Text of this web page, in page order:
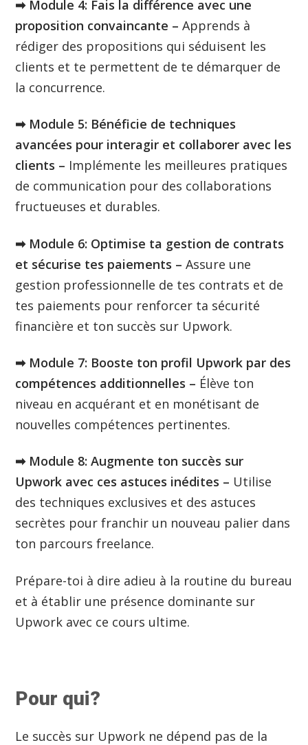
➡︎ Module 4: Fais la différence avec une
proposition convaincante – Apprends à
rédiger des propositions qui séduisent les
clients et te permettent de te démarquer de
la concurrence.
➡︎ Module 5: Bénéficie de techniques
avancées pour interagir et collaborer avec les
clients – Implémente les meilleures pratiques
de communication pour des collaborations
fructueuses et durables.
➡︎ Module 6: Optimise ta gestion de contrats
et sécurise tes paiements –Assure une
gestion professionnelle de tes contrats et de
tes paiements pour renforcer ta sécurité
financière et ton succès sur Upwork.
➡︎ Module 7: Booste ton profil Upwork par des
compétences additionnelles – Élève ton
niveau en acquérant et en monétisant de
nouvelles compétences pertinentes.
➡︎ Module 8: Augmente ton succès sur
Upwork avec ces astuces inédites – Utilise
des techniques exclusives et des astuces
secrètes pour franchir un nouveau palier dans
ton parcours freelance.
Prépare-toi à dire adieu à la routine du bureau
et à établir une présence dominante sur
Upwork avec ce cours ultime.
Pour qui?
Le succès sur Upwork ne dépend pas de la